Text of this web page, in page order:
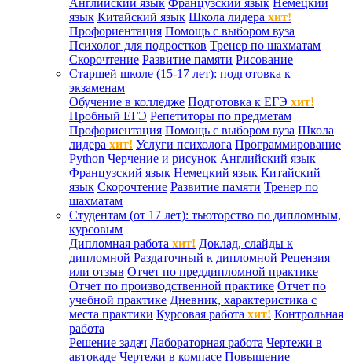
Английский язык Французский язык Немецкий
язык Китайский язык Школа лидера хит!
Профориентация Помощь с выбором вуза
Психолог для подростков Тренер по шахматам
Скорочтение Развитие памяти Рисование
Старшей школе (15-17 лет): подготовка к
экзаменам
Обучение в колледже Подготовка к ЕГЭ хит!
Пробный ЕГЭ Репетиторы по предметам
Профориентация Помощь с выбором вуза Школа
лидера хит! Услуги психолога Программирование
Python Черчение и рисунок Английский язык
Французский язык Немецкий язык Китайский
язык Скорочтение Развитие памяти Тренер по
шахматам
Студентам (от 17 лет): тьюторство по дипломным,
курсовым
Дипломная работа хит! Доклад, слайды к
дипломной Раздаточный к дипломной Рецензия
или отзыв Отчет по преддипломной практике
Отчет по производственной практике Отчет по
учебной практике Дневник, характеристика с
места практики Курсовая работа хит! Контрольная
работа
Решение задач Лабораторная работа Чертежи в
автокаде Чертежи в компасе Повышение